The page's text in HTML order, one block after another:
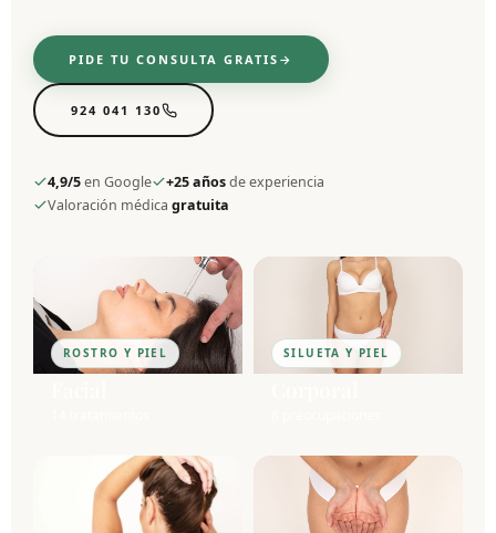
PIDE TU CONSULTA GRATIS
924 041 130
4,9/5en Google +25 añosde experiencia
Valoración médica gratuita
ROSTRO Y PIEL SILUETA Y PIEL